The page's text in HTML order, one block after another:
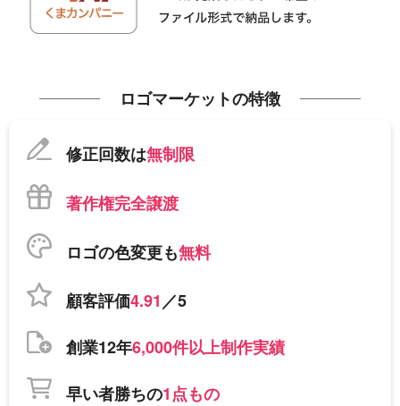
ロゴマーケットの特徴
修正回数は無制限
著作権完全譲渡
ロゴの色変更も無料
顧客評価4.91／5
創業12年6,000件以上制作実績
早い者勝ちの1点もの